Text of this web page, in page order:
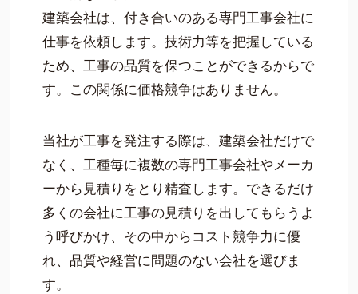
建築会社は、付き合いのある専門工事会社に
仕事を依頼します。技術力等を把握している
ため、工事の品質を保つことができるからで
す。この関係に価格競争はありません。
当社が工事を発注する際は、建築会社だけで
なく、工種毎に複数の専門工事会社やメーカ
ーから見積りをとり精査します。できるだけ
多くの会社に工事の見積りを出してもらうよ
う呼びかけ、その中からコスト競争力に優
れ、品質や経営に問題のない会社を選びま
す。